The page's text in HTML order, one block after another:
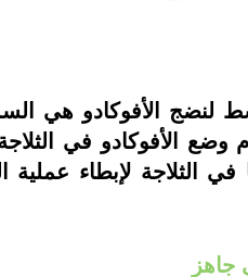
لنضج الأفوكادو هي
وضع الأفوكادو في
الثلاجة لإبطاء عملية
جاهز